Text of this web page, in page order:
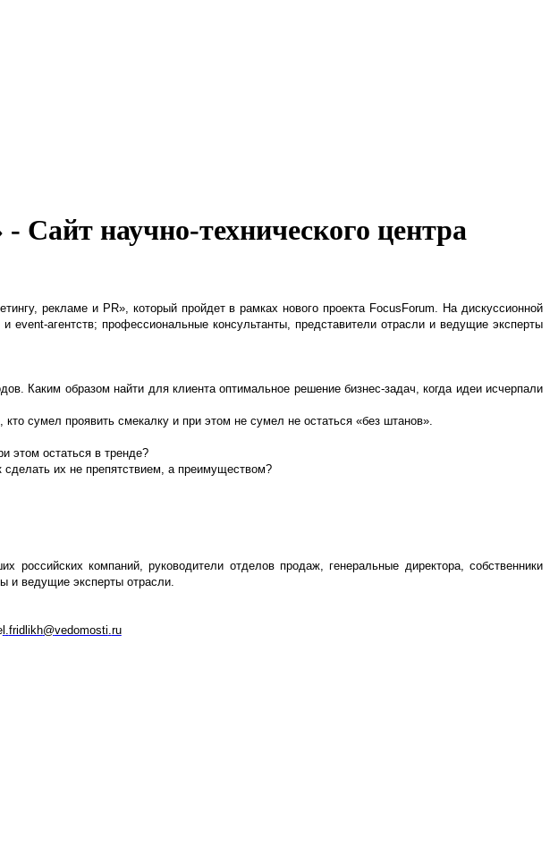
научно-технического центра
рекламе и PR», который пройдет в рамках нового проекта FocusForum. На дискуссионной
и event-агентств; профессиональные консультанты, представители отрасли и ведущие эксперты
Каким образом найти для клиента оптимальное решение бизнес-задач, когда идеи исчерпали
сумел проявить смекалку и при этом не сумел не остаться «без штанов».
этом остаться в тренде?
сделать их не препятствием, а преимуществом?
компаний, руководители отделов продаж, генеральные директора, собственники
и ведущие эксперты отрасли.
l fridlikh@vedomosti ru